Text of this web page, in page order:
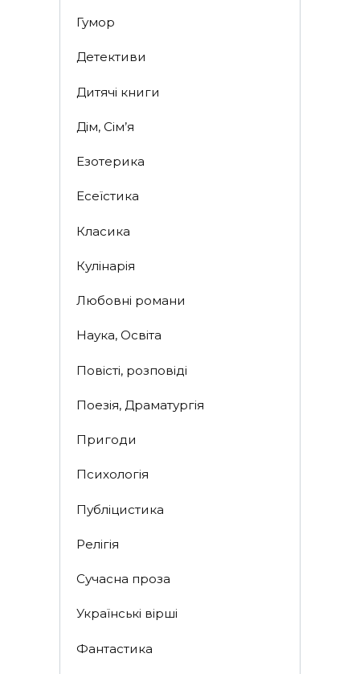
Гумор
Детективи
Дитячі книги
Дім, Сім’я
Езотерика
Есеїстика
Класика
Кулінарія
Любовні романи
Наука, Освіта
Повісті, розповіді
Поезія, Драматургія
Пригоди
Психологія
Публіцистика
Релігія
Сучасна проза
Українські вірші
Фантастика